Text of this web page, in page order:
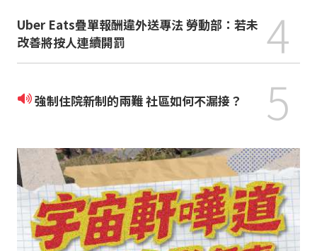
Uber Eats疊單報酬違外送專法 勞動部：若未
改善將按人連續開罰
4
強制住院新制的兩難 社區如何不漏接？ 5